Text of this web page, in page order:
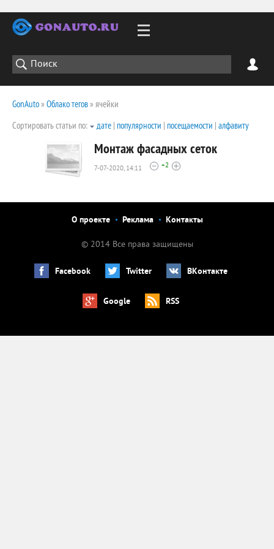
GonAuto» Облако тегов» ячейки
Сортировать статьи по:
дате | популярности | посещаемости | алфавиту
Монтаж фасадных сеток
7-07-2020, 14:11 +2
О проекте Реклама Контакты
© 2014 Все права защищены
Facebook Twitter ВКонтакте
Google RSS